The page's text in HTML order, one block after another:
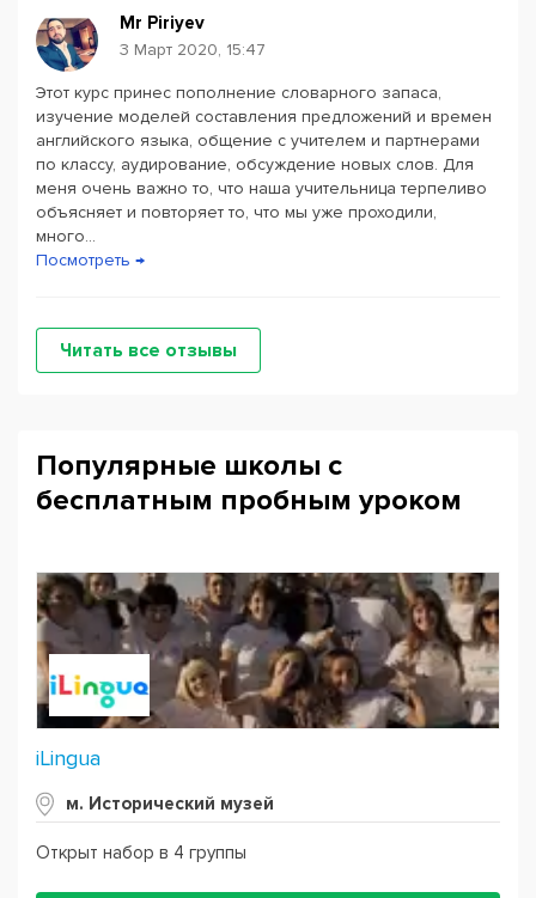
Mr Piriyev
3 Март 2020, 15:47
Этот курс принес пополнение словарного запаса,
изучение моделей составления предложений и времен
английского языка, общение с учителем и партнерами
по классу, аудирование, обсуждение новых слов. Для
меня очень важно то, что наша учительница терпеливо
объясняет и повторяет то, что мы уже проходили,
много...
Посмотреть →
Читать все отзывы
Популярные школы с
бесплатным пробным уроком
iLingua
м. Исторический музей
Открыт набор в 4 группы